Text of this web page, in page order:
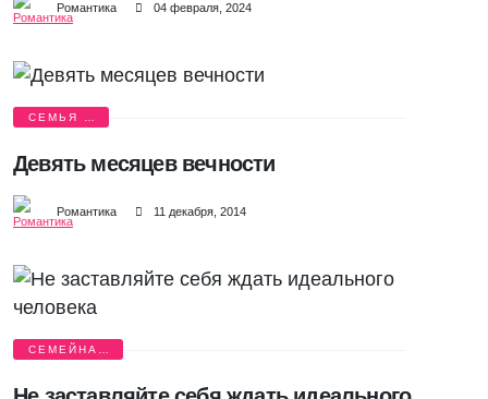
Романтика 04 февраля, 2024
СЕМЬЯ И
Девять месяцев вечности
Романтика 11 декабря, 2014
СЕМЕЙНАЯ